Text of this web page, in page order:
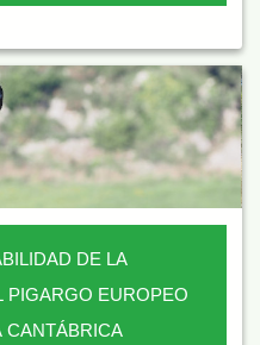
DE LA
PIGARGO EUROPEO
CANTÁBRICA